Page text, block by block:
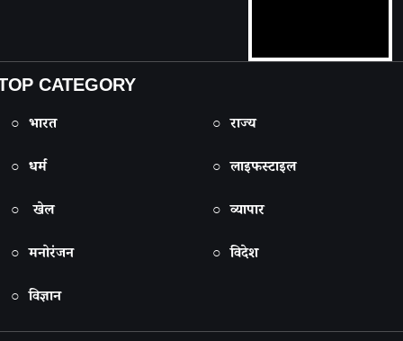
CATEGORY
○ भारत
○ राज्य
○ धर्म
○ लाइफस्टाइल
○ खेल
○ व्यापार
○ मनोरंजन
○ विदेश
○ विज्ञान